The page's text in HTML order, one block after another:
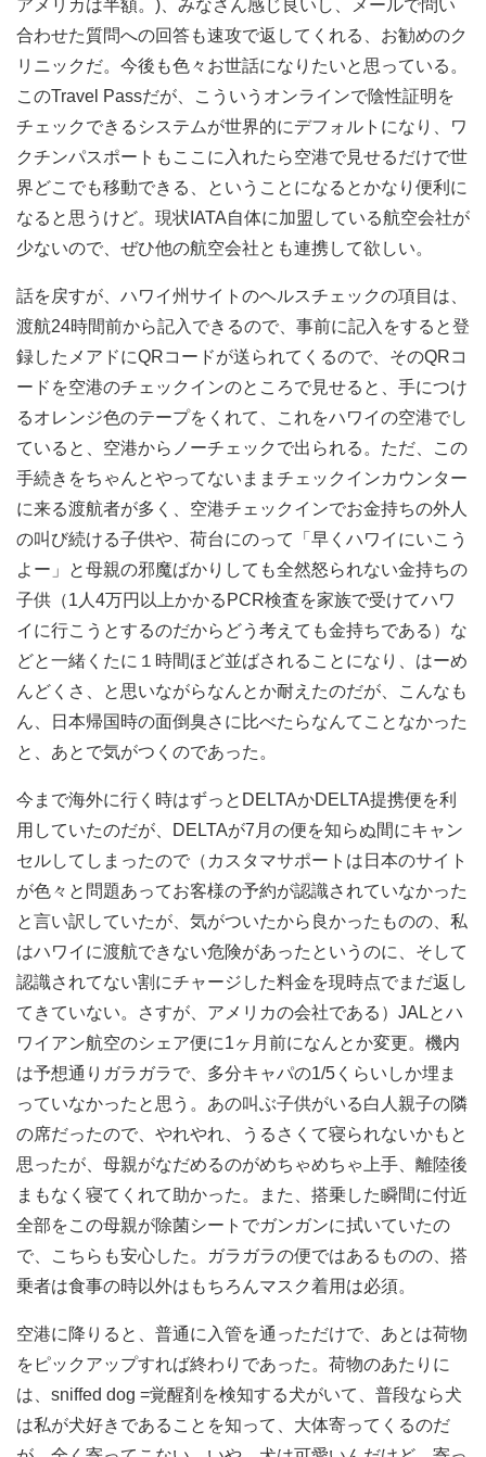
アメリカは半額。)、みなさん感じ良いし、メールで問い
合わせた質問への回答も速攻で返してくれる、お勧めのク
リニックだ。今後も色々お世話になりたいと思っている。
このTravel Passだが、こういうオンラインで陰性証明を
チェックできるシステムが世界的にデフォルトになり、ワ
クチンパスポートもここに入れたら空港で見せるだけで世
界どこでも移動できる、ということになるとかなり便利に
なると思うけど。現状IATA自体に加盟している航空会社が
少ないので、ぜひ他の航空会社とも連携して欲しい。
話を戻すが、ハワイ州サイトのヘルスチェックの項目は、
渡航24時間前から記入できるので、事前に記入をすると登
録したメアドにQRコードが送られてくるので、そのQRコ
ードを空港のチェックインのところで見せると、手につけ
るオレンジ色のテープをくれて、これをハワイの空港でし
ていると、空港からノーチェックで出られる。ただ、この
手続きをちゃんとやってないままチェックインカウンター
に来る渡航者が多く、空港チェックインでお金持ちの外人
の叫び続ける子供や、荷台にのって「早くハワイにいこう
よー」と母親の邪魔ばかりしても全然怒られない金持ちの
子供（1人4万円以上かかるPCR検査を家族で受けてハワ
イに行こうとするのだからどう考えても金持ちである）な
どと一緒くたに１時間ほど並ばされることになり、はーめ
んどくさ、と思いながらなんとか耐えたのだが、こんなも
ん、日本帰国時の面倒臭さに比べたらなんてことなかった
と、あとで気がつくのであった。
今まで海外に行く時はずっとDELTAかDELTA提携便を利
用していたのだが、DELTAが7月の便を知らぬ間にキャン
セルしてしまったので（カスタマサポートは日本のサイト
が色々と問題あってお客様の予約が認識されていなかった
と言い訳していたが、気がついたから良かったものの、私
はハワイに渡航できない危険があったというのに、そして
認識されてない割にチャージした料金を現時点でまだ返し
てきていない。さすが、アメリカの会社である）JALとハ
ワイアン航空のシェア便に1ヶ月前になんとか変更。機内
は予想通りガラガラで、多分キャパの1/5くらいしか埋ま
っていなかったと思う。あの叫ぶ子供がいる白人親子の隣
の席だったので、やれやれ、うるさくて寝られないかもと
思ったが、母親がなだめるのがめちゃめちゃ上手、離陸後
まもなく寝てくれて助かった。また、搭乗した瞬間に付近
全部をこの母親が除菌シートでガンガンに拭いていたの
で、こちらも安心した。ガラガラの便ではあるものの、搭
乗者は食事の時以外はもちろんマスク着用は必須。
空港に降りると、普通に入管を通っただけで、あとは荷物
をピックアップすれば終わりであった。荷物のあたりに
は、sniffed dog =覚醒剤を検知する犬がいて、普段なら犬
は私が犬好きであることを知って、大体寄ってくるのだ